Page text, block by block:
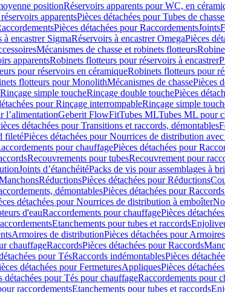
positionRéservoirs apparents pour WC, en
apparentsPièces détachées pour Tubes de
Pièces détachées pour RaccordementsJoints
à encastrer SigmaRéservoirs à encastrer OmegaPièces
Mécanismes de chasse et robinets flotteurs
apparentsRobinets flotteurs pour réservoirs à encastrer
pour réservoirs en céramiqueRobinets flotteurs pour
flotteurs pour MonolithMécanismes de chassePièces
simple toucheRinçage double touchePièces
pour Rinçage interrompableRinçage simple
l’alimentationGeberit FlowFitTubes MLTubes ML pour
détachées pour Transitions et raccords, démontables
filetéPièces détachées pour Nourrices de distribution
pour chauffagePièces détachées pour
Recouvrements pour tubesRecouvrement pour
Joints d’étanchéitéPacks de vis pour assemblages à
RéductionsPièces détachées pour Réductions
démontablesPièces détachées pour
détachées pour Nourrices de distribution à emboîter
d'eauRaccordements pour chauffagePièces
Etanchements pour tubes et raccords
Armoires de distributionPièces détachées pour
chauffageRaccordsPièces détachées pour Raccords
pour TésRaccords indémontablesPièces
détachées pour FermeturesAppliquesPièces
détachées pour Tés pour chauffageRaccordements pour
raccordementsEtanchements pour tubes et raccords